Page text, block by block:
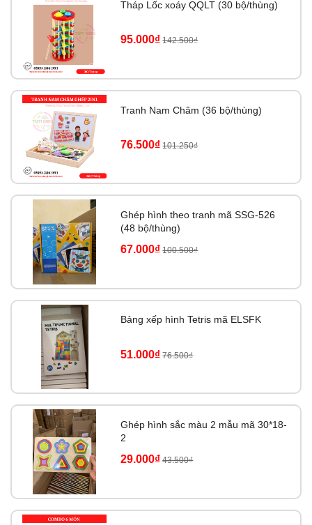
Tháp Lốc xoáy QQLT (30 bộ/thùng)
95.000₫ 142.500₫
Tranh Nam Châm (36 bộ/thùng)
76.500₫ 101.250₫
Ghép hình theo tranh mã SSG-526
(48 bộ/thùng)
67.000₫ 100.500₫
Bảng xếp hình Tetris mã ELSFK
51.000₫ 76.500₫
Ghép hình sắc màu 2 mẫu mã 30*18-
2
29.000₫ 43.500₫